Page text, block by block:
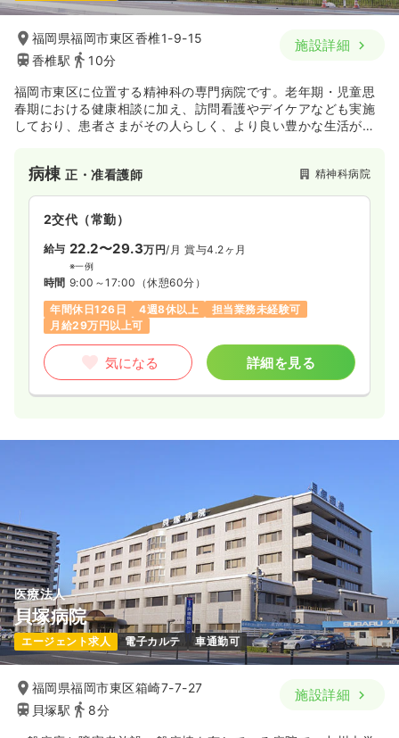
福岡県福岡市東区香椎1-9-15
香椎駅
10分
施設詳細
福岡市東区に位置する精神科の専門病院です。老年期・児童思
春期における健康相談に加え、訪問看護やデイケアなども実施
しており、患者さまがその人らしく、より良い豊かな生活が送
病棟正・准看護師 精神科病院
2交代（常勤）
給与 22.2〜29.3万円/月 賞与4.2ヶ月
※一例
時間 9:00～17:00 （休憩60分）
年間休日126日
4週8休以上
担当業務未経験可
月給29万円以上可
気になる 詳細を見る
医療法人
貝塚病院
エージェント求人 電子カルテ 車通勤可
福岡県福岡市東区箱崎7-7-27
貝塚駅
8分
施設詳細